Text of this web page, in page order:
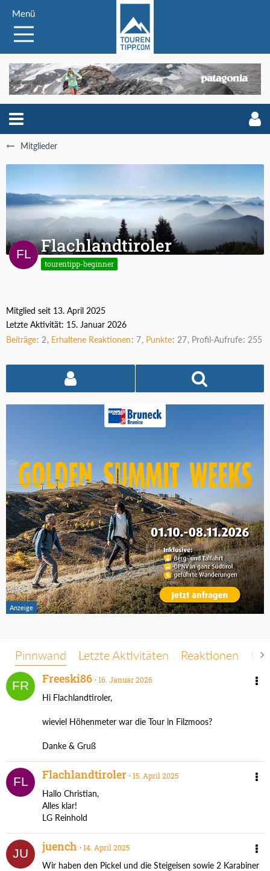
Menü
Mitglieder
Flachlandtiroler
tourentipp-beginner
Mitglied seit 13. April 2025
Letzte Aktivität: 15. Januar 2026
Beiträge 2 Erhaltene Reaktionen 7 Punkte 27 Profil-Aufrufe 255
Pinnwand Letzte Aktivitäten Reaktionen
Freeski86
16. Januar 2026
Hi Flachlandtiroler,
wieviel Höhenmeter war die Tour in Filzmoos?
Danke & Gruß
Flachlandtiroler 15. April 2025
Hallo Christian,
Alles klar!
LG Reinhold
juench 14. April 2025
Wir haben den Pickel und die Steigeisen sowie 2 Karabiner